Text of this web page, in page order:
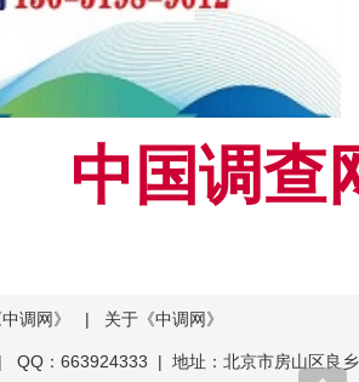
中国调查
调网》 | 关于《中调网》
| QQ：663924333 | 地址：北京市房山区良乡